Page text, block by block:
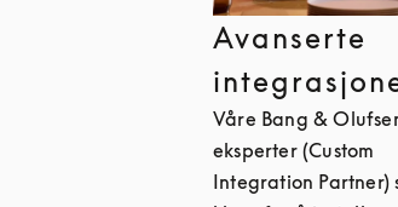
Avanserte
Våre Bang &
eksperter (Custom
Integration Partner)